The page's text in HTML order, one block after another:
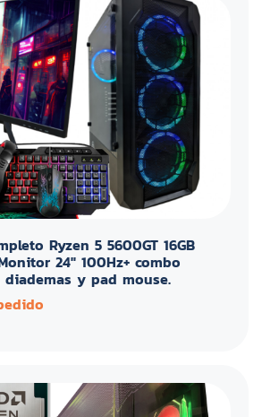
Ryzen 5 5600GT 16GB
24" 100Hz+ combo
diademas y pad mouse.